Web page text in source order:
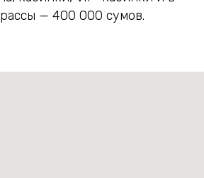
— 400 000 сумов.